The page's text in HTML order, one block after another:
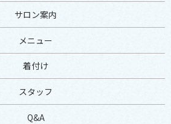
サロン案内
メニュー
着付け
スタッフ
Q&A